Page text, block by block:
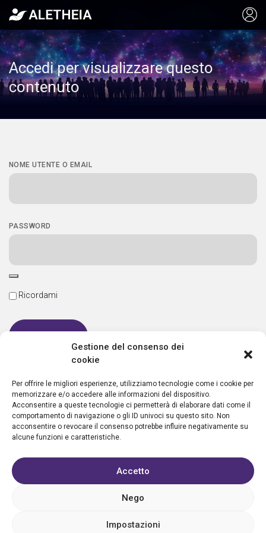
Gestione del consenso dei
cookie
Per offrire le migliori esperienze, utilizziamo tecnologie come i cookie per
memorizzare e/o accedere alle informazioni del dispositivo.
Acconsentire a queste tecnologie ci permetterà di elaborare dati come il
comportamento di navigazione o gli ID univoci su questo sito. Non
acconsentire o revocare il consenso potrebbe influire negativamente su
alcune funzioni e caratteristiche.
Accetto
Nego
Impostazioni
Accedi per visualizzare questo
contenuto
NOME UTENTE O EMAIL
PASSWORD
Ricordami
Nuovo utente?Crea un account
Condizioni d’uso